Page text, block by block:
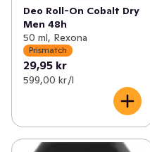
Deo Roll-On Cobalt Dry
Men 48h
50 ml, Rexona
Prismatch
29,95 kr
599,00 kr /l